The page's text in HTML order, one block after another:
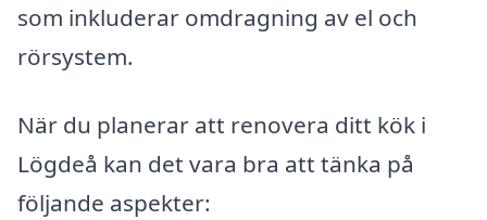
som inkluderar omdragning av el och
rörsystem.
När du planerar att renovera ditt kök i
Lögdeå kan det vara bra att tänka på
följande aspekter: